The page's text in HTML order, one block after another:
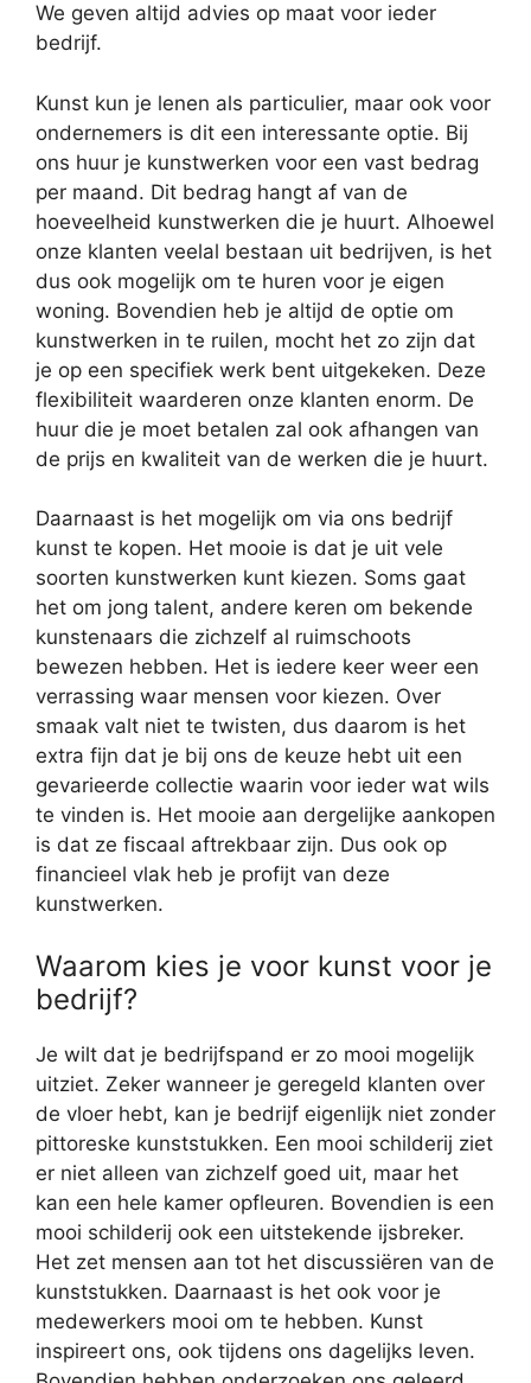
We geven altijd advies op maat voor ieder
bedrijf.
Kunst kun je lenen als particulier, maar ook voor
ondernemers is dit een interessante optie. Bij
ons huur je kunstwerken voor een vast bedrag
per maand. Dit bedrag hangt af van de
hoeveelheid kunstwerken die je huurt. Alhoewel
onze klanten veelal bestaan uit bedrijven, is het
dus ook mogelijk om te huren voor je eigen
woning. Bovendien heb je altijd de optie om
kunstwerken in te ruilen, mocht het zo zijn dat
je op een specifiek werk bent uitgekeken. Deze
flexibiliteit waarderen onze klanten enorm. De
huur die je moet betalen zal ook afhangen van
de prijs en kwaliteit van de werken die je huurt.
Daarnaast is het mogelijk om via ons bedrijf
kunst te kopen. Het mooie is dat je uit vele
soorten kunstwerken kunt kiezen. Soms gaat
het om jong talent, andere keren om bekende
kunstenaars die zichzelf al ruimschoots
bewezen hebben. Het is iedere keer weer een
verrassing waar mensen voor kiezen. Over
smaak valt niet te twisten, dus daarom is het
extra fijn dat je bij ons de keuze hebt uit een
gevarieerde collectie waarin voor ieder wat wils
te vinden is. Het mooie aan dergelijke aankopen
is dat ze fiscaal aftrekbaar zijn. Dus ook op
financieel vlak heb je profijt van deze
kunstwerken.
Waarom kies je voor kunst voor je
bedrijf?
Je wilt dat je bedrijfspand er zo mooi mogelijk
uitziet. Zeker wanneer je geregeld klanten over
de vloer hebt, kan je bedrijf eigenlijk niet zonder
pittoreske kunststukken. Een mooi schilderij ziet
er niet alleen van zichzelf goed uit, maar het
kan een hele kamer opfleuren. Bovendien is een
mooi schilderij ook een uitstekende ijsbreker.
Het zet mensen aan tot het discussiëren van de
kunststukken. Daarnaast is het ook voor je
medewerkers mooi om te hebben. Kunst
inspireert ons, ook tijdens ons dagelijks leven.